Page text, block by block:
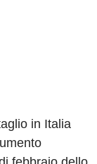
in Italia